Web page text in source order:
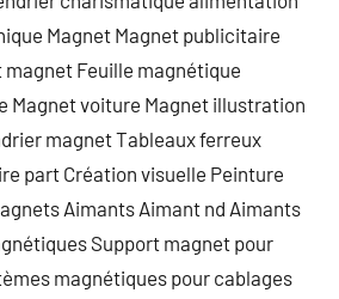
Magnet Magnet publicitaire
Feuille magnétique
Magnet voiture Magnet illustration
magnet Tableaux ferreux
part Création visuelle Peinture
Aimants Aimant nd Aimants
Support magnet pour
magnétiques pour cablages